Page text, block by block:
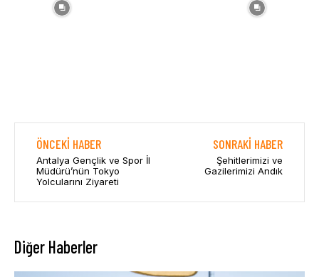
ÖNCEKI HABER
Antalya Gençlik ve Spor İl
Müdürü’nün Tokyo
Yolcularını Ziyareti
SONRAKI HABER
Şehitlerimizi ve
Gazilerimizi Andık
Diğer Haberler